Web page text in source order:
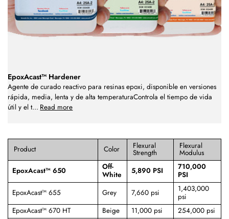
EpoxAcast™ Hardener
Agente de curado reactivo para resinas epoxi, disponible en versiones
rápida, media, lenta y de alta temperaturaControla el tiempo de vida
útil y el t... Read more
Product Color Flexural
Strength
Flexural
Modulus
EpoxAcast™ 650
Off-
White
5,890 PSI
710,000
PSI
EpoxAcast™ 655
Grey 7,660 psi
1,403,000
psi
EpoxAcast™ 670 HT
Beige 11,000 psi
254,000 psi